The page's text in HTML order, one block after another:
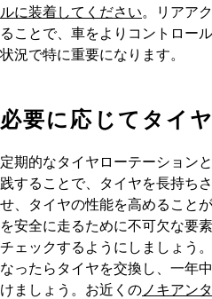
ルに装着してください。リアア
ることで、車をよりコントロー
状況で特に重要になります。
必要に応じてタイ
定期的なタイヤローテーション
践することで、タイヤを長持ち
せ、タイヤの性能を高めること
を安全に走るために不可欠な要
チェックするようにしましょう
なったらタイヤを交換し、一年
けましょう。お近くのノキアン